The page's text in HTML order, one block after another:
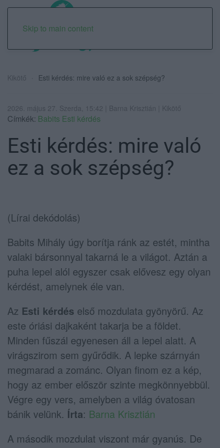
Skip to main content
Kikötő Esti kérdés: mire való ez a sok szépség?
2026. május 27. Szerda, 15:42 | Barna Krisztián | Kikötő
Címkék: Babits Esti kérdés
Esti kérdés: mire való
ez a sok szépség?
(Lírai dekódolás)
Babits Mihály úgy borítja ránk az estét, mintha
valaki bársonnyal takarná le a világot. Aztán a
puha lepel alól egyszer csak elővesz egy olyan
kérdést, amelynek éle van.
Az Esti kérdés első mozdulata gyönyörű. Az
este óriási dajkaként takarja be a földet.
Minden fűszál egyenesen áll a lepel alatt. A
virágszirom sem gyűrődik. A lepke szárnyán
megmarad a zománc. Olyan finom ez a kép,
hogy az ember először szinte megkönnyebbül.
Végre egy vers, amelyben a világ óvatosan
bánik velünk. Írta: Barna Krisztián
A második mozdulat viszont már gyanús. De